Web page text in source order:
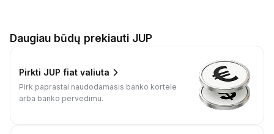
Daugiau būdų prekiauti JUP
Pirkti JUP fiat valiuta
Pirk paprastai naudodamasis banko kortele
arba banko pervedimu.